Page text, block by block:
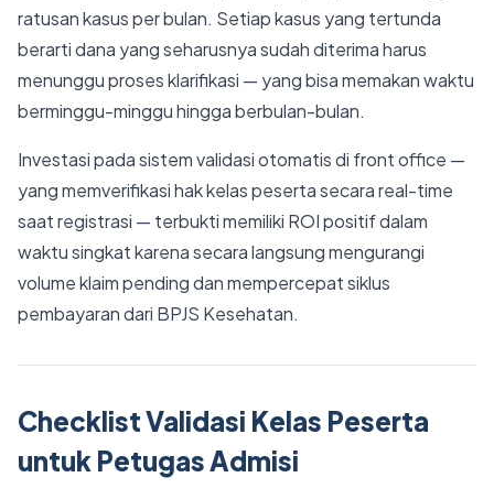
ratusan kasus per bulan. Setiap kasus yang tertunda
berarti dana yang seharusnya sudah diterima harus
menunggu proses klarifikasi — yang bisa memakan waktu
berminggu-minggu hingga berbulan-bulan.
Investasi pada sistem validasi otomatis di front office —
yang memverifikasi hak kelas peserta secara real-time
saat registrasi — terbukti memiliki ROI positif dalam
waktu singkat karena secara langsung mengurangi
volume klaim pending dan mempercepat siklus
pembayaran dari BPJS Kesehatan.
Checklist Validasi Kelas Peserta
untuk Petugas Admisi